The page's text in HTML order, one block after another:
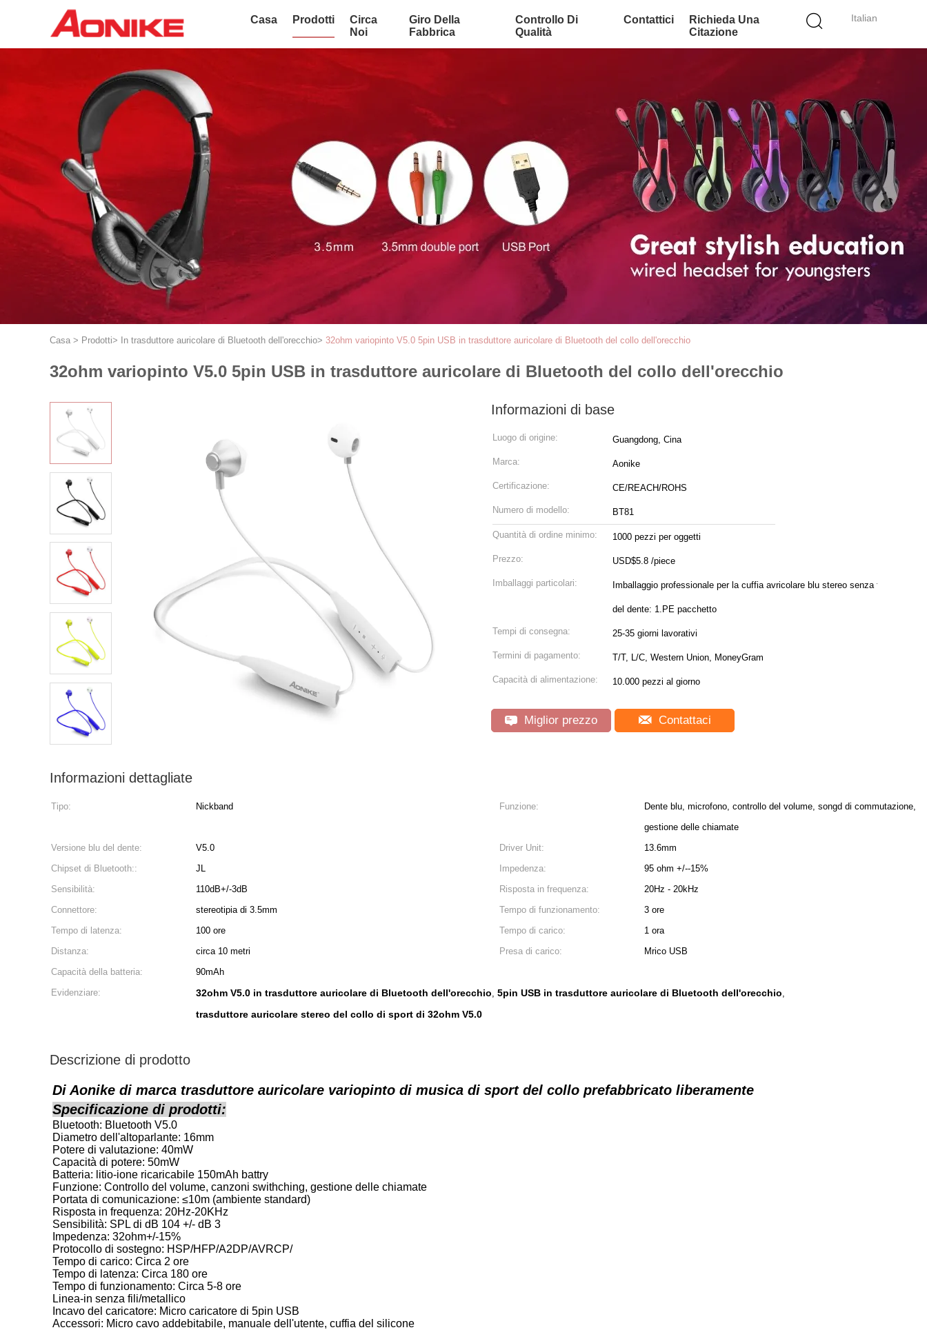
Italian
Casa Prodotti
Circa
Noi
Giro Della
Fabbrica
Controllo Di
Qualità
Contattici
Richieda Una
Citazione
Casa > Prodotti> In trasduttore auricolare di Bluetooth dell'orecchio> 32ohm variopinto V5.0 5pin USB in trasduttore auricolare di Bluetooth del collo dell'orecchio
32ohm variopinto V5.0 5pin USB in trasduttore auricolare di Bluetooth del collo dell'orecchio
Informazioni di base
Luogo di origine: Guangdong, Cina
Marca: Aonike
Certificazione: CE/REACH/ROHS
Numero di modello: BT81
Quantità di ordine minimo: 1000 pezzi per oggetti
Prezzo: USD$5.8 /piece
Imballaggi particolari: Imballaggio professionale per la cuffia avricolare blu stereo senza fili
del dente: 1.PE pacchetto
Tempi di consegna: 25-35 giorni lavorativi
Termini di pagamento: T/T, L/C, Western Union, MoneyGram
Capacità di alimentazione: 10.000 pezzi al giorno
Miglior prezzo Contattaci
Informazioni dettagliate
Tipo: Nickband Funzione:
Dente blu, microfono, controllo del volume, songd di commutazione,
gestione delle chiamate
Versione blu del dente:
V5.0 Driver Unit:
13.6mm
Chipset di Bluetooth::
JL Impedenza:
95 ohm +/--15%
Sensibilità:
110dB+/-3dB Risposta in frequenza:
20Hz - 20kHz
Connettore:
stereotipia di 3.5mm Tempo di funzionamento:
3 ore
Tempo di latenza:
100 ore Tempo di carico:
1 ora
Distanza:
circa 10 metri Presa di carico:
Mrico USB
Capacità della batteria:
90mAh
Evidenziare:
32ohm V5.0 in trasduttore auricolare di Bluetooth dell'orecchio, 5pin USB in trasduttore auricolare di Bluetooth dell'orecchio,
trasduttore auricolare stereo del collo di sport di 32ohm V5.0
Descrizione di prodotto
Di Aonike di marca trasduttore auricolare variopinto di musica di sport del collo prefabbricato liberamente
Specificazione di prodotti:
Bluetooth: Bluetooth V5.0
Diametro dell'altoparlante: 16mm
Potere di valutazione: 40mW
Capacità di potere: 50mW
Batteria: litio-ione ricaricabile 150mAh battry
Funzione: Controllo del volume, canzoni swithching, gestione delle chiamate
Portata di comunicazione: ≤10m (ambiente standard)
Risposta in frequenza: 20Hz-20KHz
Sensibilità: SPL di dB 104 +/- dB 3
Impedenza: 32ohm+/-15%
Protocollo di sostegno: HSP/HFP/A2DP/AVRCP/
Tempo di carico: Circa 2 ore
Tempo di latenza: Circa 180 ore
Tempo di funzionamento: Circa 5-8 ore
Linea-in senza fili/metallico
Incavo del caricatore: Micro caricatore di 5pin USB
Accessori: Micro cavo addebitabile, manuale dell'utente, cuffia del silicone